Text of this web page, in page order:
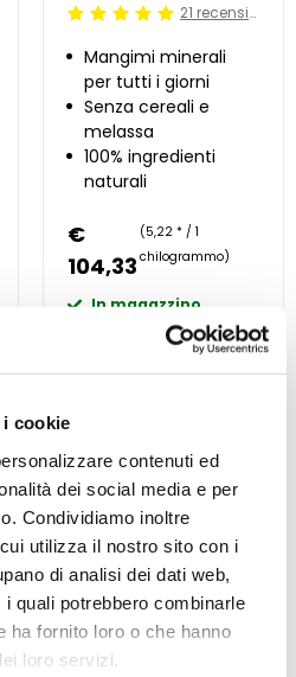
cookie
contenuti ed
dei social media e per
Condividiamo inoltre
utilizza il nostro sito con i
di analisi dei dati web,
quali potrebbero combinarle
ha fornito loro o che hanno
loro servizi.
Beoordeling: 5/5 21 recensioni
Mangimi minerali
per tutti i giorni
Senza cereali e
melassa
100% ingredienti
naturali
€
104,33
(5,22 * / 1
chilogrammo)
In magazzino
Nel carrello
Vedi ora
Pavo Vital 8 kg